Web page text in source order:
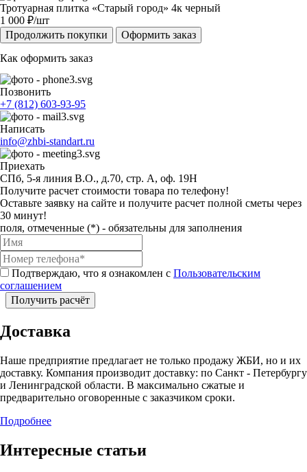
Тротуарная плитка «Старый город» 4к черный
1 000 ₽/шт
Продолжить покупки
Оформить заказ
Как оформить заказ
Позвонить
+7 (812) 603-93-95
Написать
info@zhbi-standart.ru
Приехать
СПб, 5-я линия В.О., д.70, стр. А, оф. 19Н
Получите расчет стоимости товара по телефону!
Оставьте заявку на сайте и получите расчет полной сметы через
30 минут!
поля, отмеченные (*) - обязательны для заполнения
Подтверждаю, что я ознакомлен с Пользовательским
соглашением
Получить расчёт
Доставка
Наше предприятие предлагает не только продажу ЖБИ, но и их
доставку. Компания производит доставку: по Санкт - Петербургу
и Ленинградской области. В максимально сжатые и
предварительно оговоренные с заказчиком сроки.
Подробнее
Интересные статьи